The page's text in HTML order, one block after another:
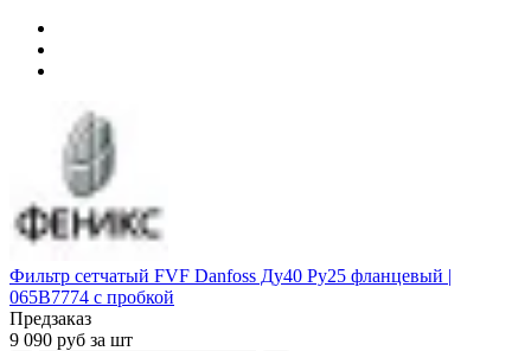
Фильтр сетчатый FVF Danfoss Ду40 Ру25 фланцевый |
065B7774 с пробкой
Предзаказ
9 090 руб за шт